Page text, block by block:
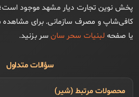
پخش نوین تجارت دیار مشهد موجود
کافی‌شاپ و مصرف سازمانی. برای مشاهده
یا صفحه لبنیات سحر سانسر بزنید.
سؤالات متداول
محصولات مرتبط (شیر)